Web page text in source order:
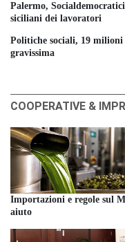
Palermo,
siciliani dei lavoratori
Politiche sociali, 19
gravissima
COOPERATIVE &
Importazioni e regole sul
aiuto